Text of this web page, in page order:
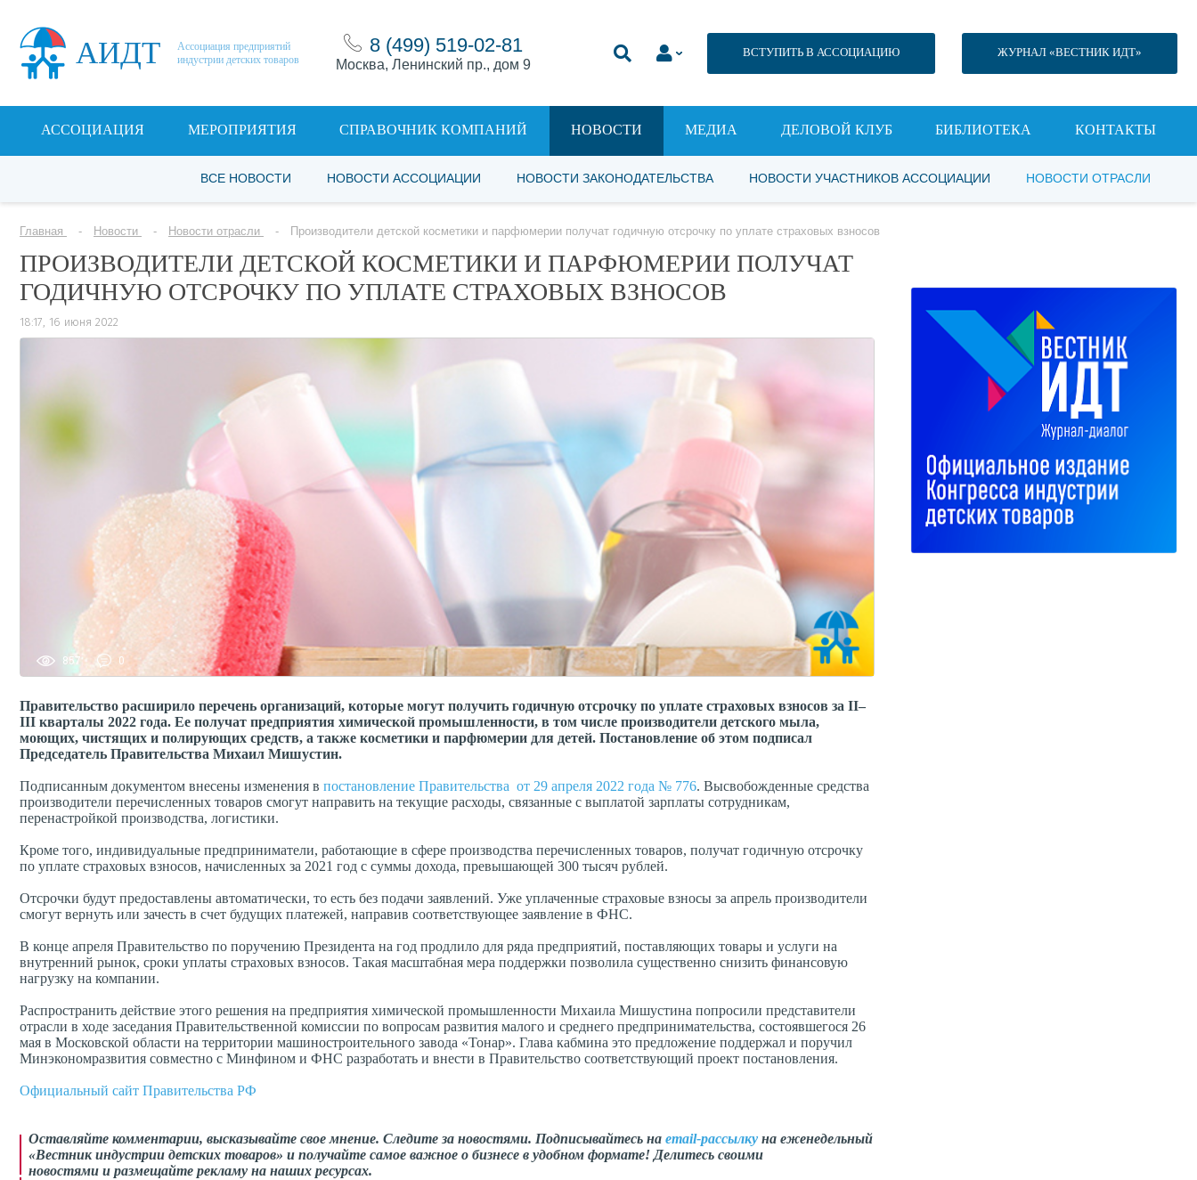
АИДТ
Ассоциация предприятий
индустрии детских товаров
8 (499) 519-02-81
Москва, Ленинский пр., дом 9
ВСТУПИТЬ В АССОЦИАЦИЮ ЖУРНАЛ «ВЕСТНИК ИДТ»
АССОЦИАЦИЯ МЕРОПРИЯТИЯ СПРАВОЧНИК КОМПАНИЙ НОВОСТИ МЕДИА ДЕЛОВОЙ КЛУБ БИБЛИОТЕКА КОНТАКТЫ
ВСЕ НОВОСТИ НОВОСТИ АССОЦИАЦИИ НОВОСТИ ЗАКОНОДАТЕЛЬСТВА НОВОСТИ УЧАСТНИКОВ АССОЦИАЦИИ НОВОСТИ ОТРАСЛИ
Главная Новости Новости отрасли Производители детской косметики и парфюмерии получат годичную отсрочку по уплате страховых взносов
ПРОИЗВОДИТЕЛИ ДЕТСКОЙ КОСМЕТИКИ И ПАРФЮМЕРИИ ПОЛУЧАТ
ГОДИЧНУЮ ОТСРОЧКУ ПО УПЛАТЕ СТРАХОВЫХ ВЗНОСОВ
18:17, 16 июня 2022
857 0
Правительство расширило перечень организаций, которые могут получить годичную отсрочку по уплате страховых взносов за II–
III кварталы 2022 года. Ее получат предприятия химической промышленности, в том числе производители детского мыла,
моющих, чистящих и полирующих средств, а также косметики и парфюмерии для детей. Постановление об этом подписал
Председатель Правительства Михаил Мишустин.
Подписанным документом внесены изменения в постановление Правительства от 29 апреля 2022 года № 776. Высвобожденные средства
производители перечисленных товаров смогут направить на текущие расходы, связанные с выплатой зарплаты сотрудникам,
перенастройкой производства, логистики.
Кроме того, индивидуальные предприниматели, работающие в сфере производства перечисленных товаров, получат годичную отсрочку
по уплате страховых взносов, начисленных за 2021 год с суммы дохода, превышающей 300 тысяч рублей.
Отсрочки будут предоставлены автоматически, то есть без подачи заявлений. Уже уплаченные страховые взносы за апрель производители
смогут вернуть или зачесть в счет будущих платежей, направив соответствующее заявление в ФНС.
В конце апреля Правительство по поручению Президента на год продлило для ряда предприятий, поставляющих товары и услуги на
внутренний рынок, сроки уплаты страховых взносов. Такая масштабная мера поддержки позволила существенно снизить финансовую
нагрузку на компании.
Распространить действие этого решения на предприятия химической промышленности Михаила Мишустина попросили представители
отрасли в ходе заседания Правительственной комиссии по вопросам развития малого и среднего предпринимательства, состоявшегося 26
мая в Московской области на территории машиностроительного завода «Тонар». Глава кабмина это предложение поддержал и поручил
Минэкономразвития совместно с Минфином и ФНС разработать и внести в Правительство соответствующий проект постановления.
Официальный сайт Правительства РФ
Оставляйте комментарии, высказывайте свое мнение. Следите за новостями. Подписывайтесь на email-рассылку на еженедельный
«Вестник индустрии детских товаров» и получайте самое важное о бизнесе в удобном формате! Делитесь своими
новостями и размещайте рекламу на наших ресурсах.